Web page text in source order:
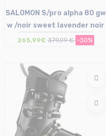
22/22.5 cm | 24/24.5 cm
SALOMON S/pro alpha 80 gw
w /noir sweet lavender noir
265,99€ 379,99 € -30%